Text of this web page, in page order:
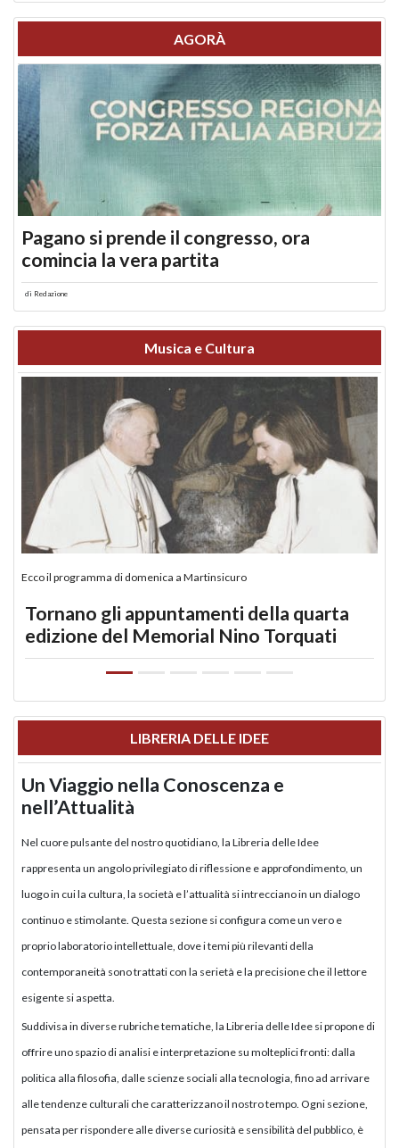
AGORÀ
Pagano si prende il congresso, ora
comincia la vera partita
di Redazione
Musica e Cultura
Ecco il programma di domenica a Martinsicuro
Tornano gli appuntamenti della quarta
edizione del Memorial Nino Torquati
LIBRERIA DELLE IDEE
Un Viaggio nella Conoscenza e
nell’Attualità
Nel cuore pulsante del nostro quotidiano, la Libreria delle Idee
rappresenta un angolo privilegiato di riflessione e approfondimento, un
luogo in cui la cultura, la società e l’attualità si intrecciano in un dialogo
continuo e stimolante. Questa sezione si configura come un vero e
proprio laboratorio intellettuale, dove i temi più rilevanti della
contemporaneità sono trattati con la serietà e la precisione che il lettore
esigente si aspetta.
Suddivisa in diverse rubriche tematiche, la Libreria delle Idee si propone di
offrire uno spazio di analisi e interpretazione su molteplici fronti: dalla
politica alla filosofia, dalle scienze sociali alla tecnologia, fino ad arrivare
alle tendenze culturali che caratterizzano il nostro tempo. Ogni sezione,
pensata per rispondere alle diverse curiosità e sensibilità del pubblico, è